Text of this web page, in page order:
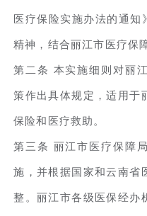
医疗保险实施办法的通知
精神，结合丽江市医疗保
第二条 本实施细则对丽
策作出具体规定，适用于
保险和医疗救助。
第三条 丽江市医疗保障
施，并根据国家和云南省
整。丽江市各级医保经办